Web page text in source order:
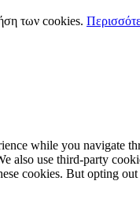
των cookies.
while you navigate
also use third-party
cookies. But opting